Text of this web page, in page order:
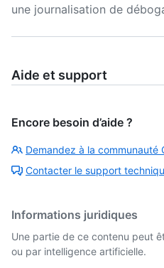
une journalisation de
Aide et support
Encore besoin d’aide ?
Demandez à la communauté
Contacter le support
Informations juridiques
Une partie de ce contenu peut
ou par intelligence artificielle.